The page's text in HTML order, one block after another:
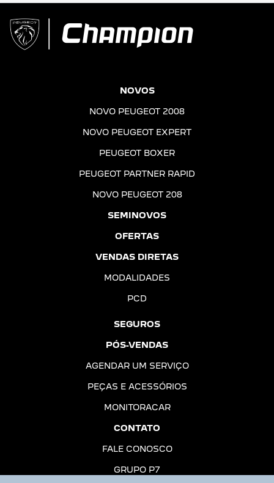
NOVOS
NOVO PEUGEOT 2008
NOVO PEUGEOT EXPERT
PEUGEOT BOXER
PEUGEOT PARTNER RAPID
NOVO PEUGEOT 208
SEMINOVOS
OFERTAS
VENDAS DIRETAS
MODALIDADES
PCD
SEGUROS
PÓS-VENDAS
AGENDAR UM SERVIÇO
PEÇAS E ACESSÓRIOS
MONITORACAR
CONTATO
FALE CONOSCO
GRUPO P7